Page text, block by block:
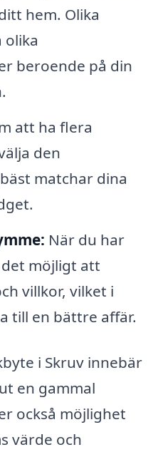
hem. Olika
olika
beroende på din
att ha flera
den
matchar dina
När du har
möjligt att
villkor, vilket i
till en bättre affär.
i Skruv innebär
en gammal
också möjlighet
värde och